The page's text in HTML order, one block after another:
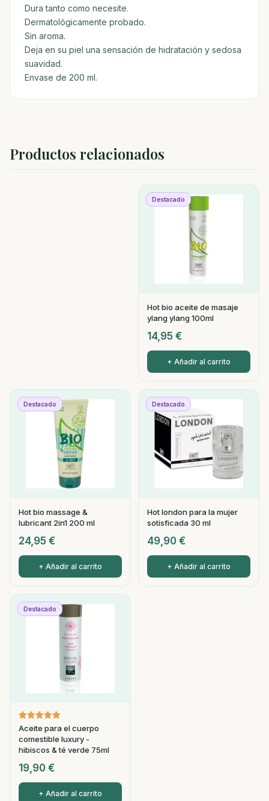
Dura tanto como necesite.
Dermatológicamente probado.
Sin aroma.
Deja en su piel una sensación de hidratación y sedosa
suavidad.
Envase de 200 ml.
Productos relacionados
Destacado
Hot bio aceite de masaje
ylang ylang 100ml
14,95 €
+ Añadir al carrito
Destacado
Hot bio massage &
lubricant 2in1 200 ml
24,95 €
+ Añadir al carrito
Destacado
Hot london para la mujer
sotisficada 30 ml
49,90 €
+ Añadir al carrito
Destacado
Valorado
con
5.00
de 5 en
base a
1
valoración
de un
Aceite para el cuerpo
comestible luxury -
hibiscos & té verde 75ml
19,90 €
+ Añadir al carrito